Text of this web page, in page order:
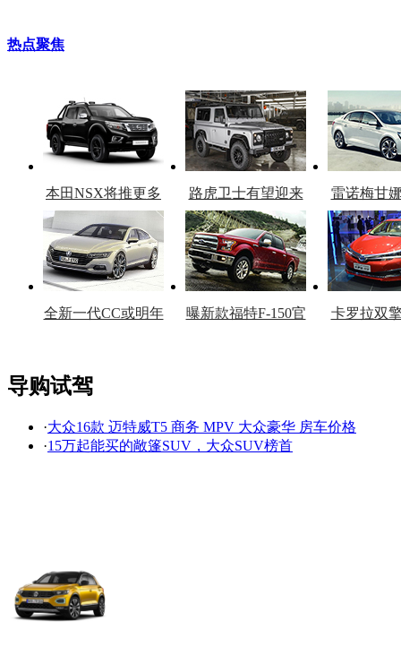
热点聚焦
本田NSX将推更多
车型
路虎卫士有望迎来
复产
雷诺梅甘
官
全新一代CC或明年
曝新款福特F-150官
卡罗拉双
看赛车宝贝争奇斗
车模美腿爆乳无惧
导购试驾
·大众16款 迈特威T5 商务 MPV 大众豪华 房车价格
·15万起能买的敞篷SUV，大众SUV榜首